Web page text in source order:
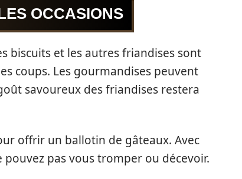
OCCASIONS
biscuits et les autres friandises sont
coups. Les gourmandises peuvent
savoureux des friandises restera
offrir un ballotin de gâteaux. Avec
pas vous tromper ou décevoir.